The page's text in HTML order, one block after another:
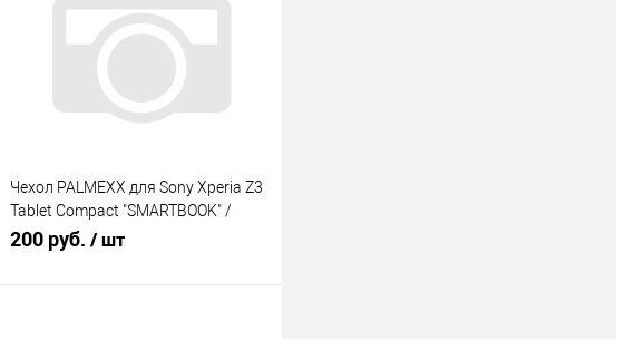
В избранное
Чехол PALMEXX для Sony Xperia Z3
Tablet Compact "SMARTBOOK" /
малиновый/
200 руб. / шт